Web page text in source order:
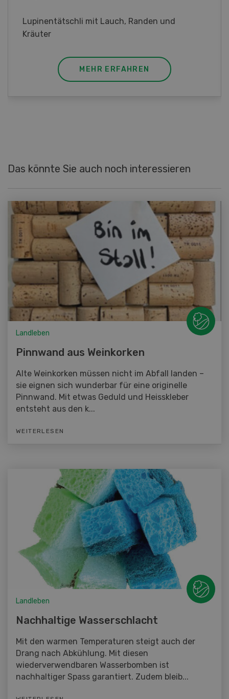
Frühlingsrollen mit Poulet
MEHR ERFAHREN
Das könnte Sie auch noch interessieren
Landleben
Pinnwand aus Weinkorken
Alte Weinkorken müssen nicht im Abfall landen –
sie eignen sich wunderbar für eine originelle
Pinnwand. Mit etwas Geduld und Heisskleber
entsteht aus den k...
WEITERLESEN
Landleben
Nachhaltige Wasserschlacht
Mit den warmen Temperaturen steigt auch der
Drang nach Abkühlung. Mit diesen
wiederverwendbaren Wasserbomben ist
nachhaltiger Spass garantiert. Zudem bleib...